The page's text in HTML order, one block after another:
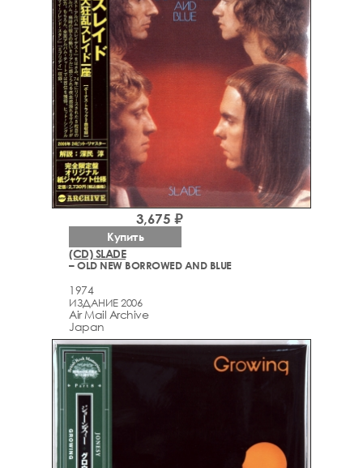
(CD) SLADE
– OLD NEW BORROWED AND BLUE
1974
ИЗДАНИЕ 2006
Air Mail Archive
Japan
3,675 ₽
Купить